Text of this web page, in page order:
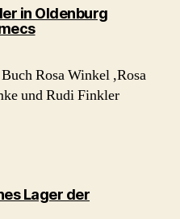
in Oldenburg
sagt:
Rosa Winkel ,Rosa
und Rudi Finkler
Lager der